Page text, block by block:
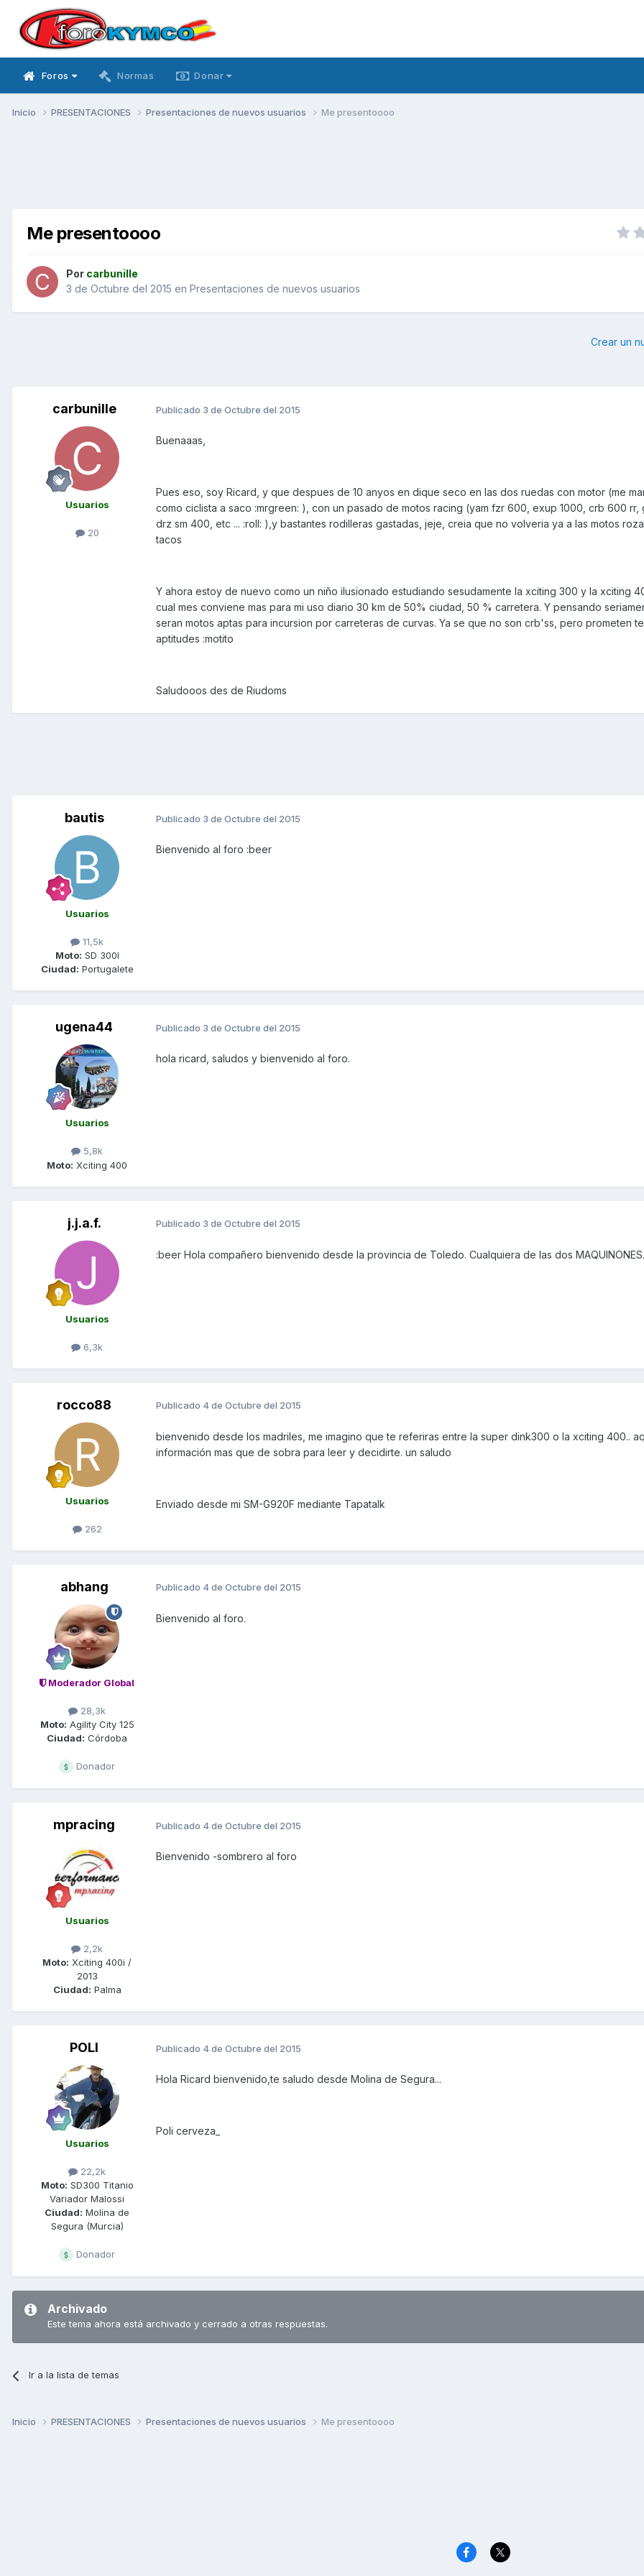
Foros Normas Donar
Inicio PRESENTACIONES Presentaciones de nuevos usuarios Me presentoooo
Me presentoooo
Por carbunille
3 de Octubre del 2015 en Presentaciones de nuevos usuarios
Crear un
carbunille
Usuarios
20
Publicado 3 de Octubre del 2015
Buenaaas,
Pues eso, soy Ricard, y que despues de 10 anyos en dique seco en las dos ruedas con motor (me
como ciclista a saco :mrgreen: ), con un pasado de motos racing (yam fzr 600, exup 1000, crb 600 rr,
drz sm 400, etc ... :roll: ),y bastantes rodilleras gastadas, jeje, creia que no volveria ya a las motos
tacos
Y ahora estoy de nuevo como un niño ilusionado estudiando sesudamente la xciting 300 y la xciting
cual mes conviene mas para mi uso diario 30 km de 50% ciudad, 50 % carretera. Y pensando
seran motos aptas para incursion por carreteras de curvas. Ya se que no son crb'ss, pero prometen
aptitudes :motito
Saludooos des de Riudoms
bautis
Usuarios
11,5k
Moto: SD 300I
Ciudad: Portugalete
Publicado 3 de Octubre del 2015
Bienvenido al foro :beer
ugena44
Usuarios
5,8k
Moto: Xciting 400
Publicado 3 de Octubre del 2015
hola ricard, saludos y bienvenido al foro.
j.j.a.f.
Usuarios
6,3k
Publicado 3 de Octubre del 2015
:beer Hola compañero bienvenido desde la provincia de Toledo. Cualquiera de las dos MAQUINONES.
rocco88
Usuarios
262
Publicado 4 de Octubre del 2015
bienvenido desde los madriles, me imagino que te referiras entre la super dink300 o la xciting 400..
información mas que de sobra para leer y decidirte. un saludo
Enviado desde mi SM-G920F mediante Tapatalk
abhang
Moderador Global
28,3k
Moto: Agility City 125
Ciudad: Córdoba
Donador
Publicado 4 de Octubre del 2015
Bienvenido al foro.
mpracing
Usuarios
2,2k
Moto: Xciting 400i /
2013
Ciudad: Palma
Publicado 4 de Octubre del 2015
Bienvenido -sombrero al foro
POLI
Usuarios
22,2k
Moto: SD300 Titanio
Variador Malossi
Ciudad: Molina de
Segura (Murcia)
Donador
Publicado 4 de Octubre del 2015
Hola Ricard bienvenido,te saludo desde Molina de Segura...
Poli cerveza_
Archivado
Este tema ahora está archivado y cerrado a otras respuestas.
Ir a la lista de temas
Inicio PRESENTACIONES Presentaciones de nuevos usuarios Me presentoooo